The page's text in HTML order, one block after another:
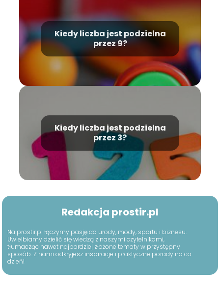
Kiedy liczba jest podzielna
przez 9?
Kiedy liczba jest podzielna
przez 3?
Redakcja prostir.pl
Na prostir.pl łączymy pasję do urody, mody, sportu i biznesu.
Uwielbiamy dzielić się wiedzą z naszymi czytelnikami,
tłumacząc nawet najbardziej złożone tematy w przystępny
sposób. Z nami odkryjesz inspiracje i praktyczne porady na co
dzień!